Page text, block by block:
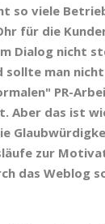
so viele
für die
Dialog nicht
sollte man
PR-
Aber das ist
zur
das Weblog